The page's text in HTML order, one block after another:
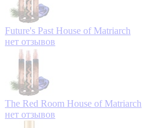
Future's Past House of Matriarch
нет отзывов
The Red Room House of Matriarch
нет отзывов